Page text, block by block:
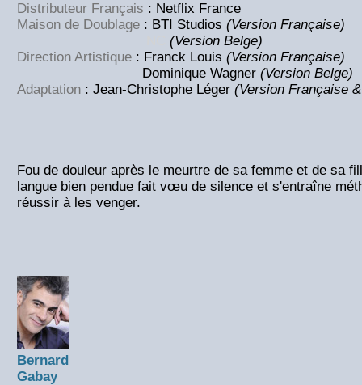
Distributeur Français : Netflix France
Maison de Doublage : BTI Studios (Version Française)
(Version Belge)
Direction Artistique : Franck Louis (Version Française)
Dominique Wagner (Version Belge)
Adaptation : Jean-Christophe Léger (Version Française
Fou de douleur après le meurtre de sa femme et de sa
langue bien pendue fait vœu de silence et s'entraîne
réussir à les venger.
Bernard
Gabay